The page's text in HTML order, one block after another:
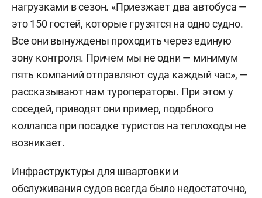
нагрузками в сезон. «Приезжает два автобуса —
это 150 гостей, которые грузятся на одно судно.
Все они вынуждены проходить через единую
зону контроля. Причем мы не одни — минимум
пять компаний отправляют суда каждый час», —
рассказывают нам туроператоры. При этом у
соседей, приводят они пример, подобного
коллапса при посадке туристов на теплоходы не
возникает.
Инфраструктуры для швартовки и
обслуживания судов всегда было недостаточно,